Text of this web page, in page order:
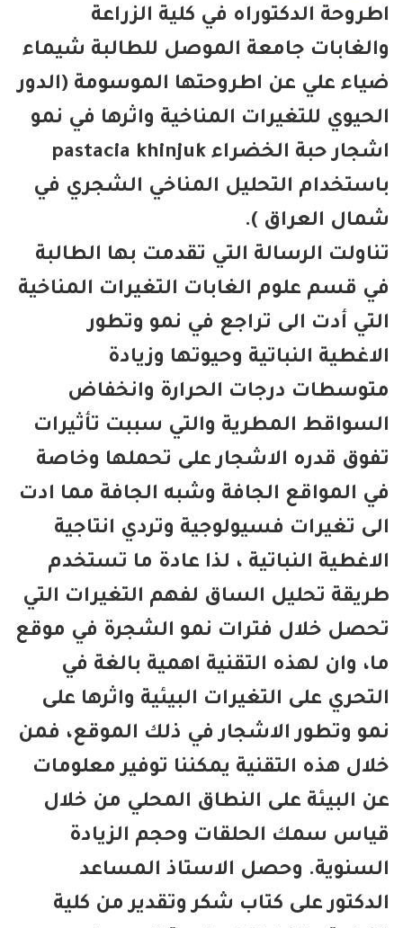
الدكتوراه في كلية الزراعة
جامعة الموصل للطالبة شيماء
علي عن اطروحتها الموسومة (الدور
للتغيرات المناخية واثرها في نمو
اشجار حبة الخضراء pastacia khinjuk
التحليل المناخي الشجري في
العراق ).
الرسالة التي تقدمت بها الطالبة
قسم علوم الغابات التغيرات المناخية
أدت الى تراجع في نمو وتطور
النباتية وحيوتها وزيادة
درجات الحرارة وانخفاض
المطرية والتي سببت تأثيرات
قدره الاشجار على تحملها وخاصة
المواقع الجافة وشبه الجافة مما ادت
تغيرات فسيولوجية وتردي انتاجية
النباتية ، لذا عادة ما تستخدم
تحليل الساق لفهم التغيرات التي
خلال فترات نمو الشجرة في موقع
وان لهذه التقنية اهمية بالغة في
على التغيرات البيئية واثرها على
وتطور الاشجار في ذلك الموقع، فمن
هذه التقنية يمكننا توفير معلومات
البيئة على النطاق المحلي من خلال
سمك الحلقات وحجم الزيادة
وحصل الاستاذ المساعد
على كتاب شكر وتقدير من كلية